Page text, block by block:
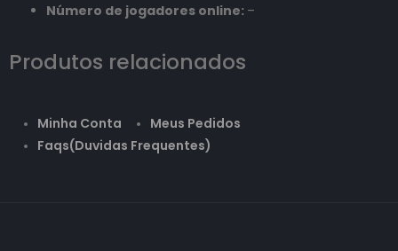
Número de jogadores online: –
Produtos relacionados
Minha Conta
Meus Pedidos
Faqs(Duvidas Frequentes)